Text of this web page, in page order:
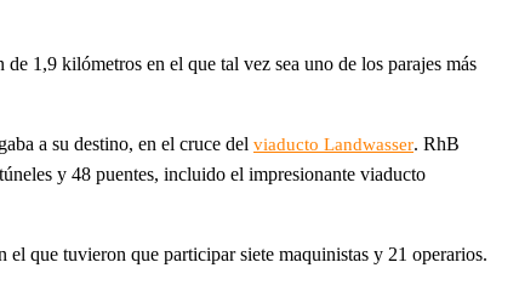
1,9 kilómetros en el que tal vez sea uno de los parajes más
a su destino, en el cruce del viaducto Landwasser. RhB
y 48 puentes, incluido el impresionante viaducto
que tuvieron que participar siete maquinistas y 21 operarios.